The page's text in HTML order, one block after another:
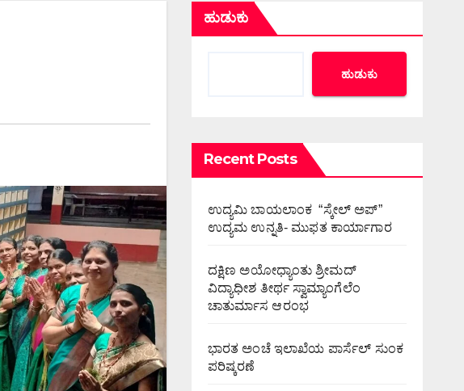
ಹುಡುಕು
ಹುಡುಕು
Recent Posts
ಉದ್ಯಮಿ ಬಾಯಲಾಂಕ “ಸ್ಕೇಲ್ ಅಪ್”
ಉದ್ಯಮ ಉನ್ನತಿ- ಮುಫತ ಕಾರ್ಯಾಗಾರ
ದಕ್ಷಿಣ ಅಯೋಧ್ಯಾಂತು ಶ್ರೀಮದ್
ವಿದ್ಯಾಧೀಶ ತೀರ್ಥ ಸ್ವಾಮ್ಯಾಂಗೆಲೆಂ
ಚಾತುರ್ಮಾಸ ಆರಂಭ
ಭಾರತ ಅಂಚೆ ಇಲಾಖೆಯ ಪಾರ್ಸೆಲ್ ಸುಂಕ
ಪರಿಷ್ಕರಣೆ